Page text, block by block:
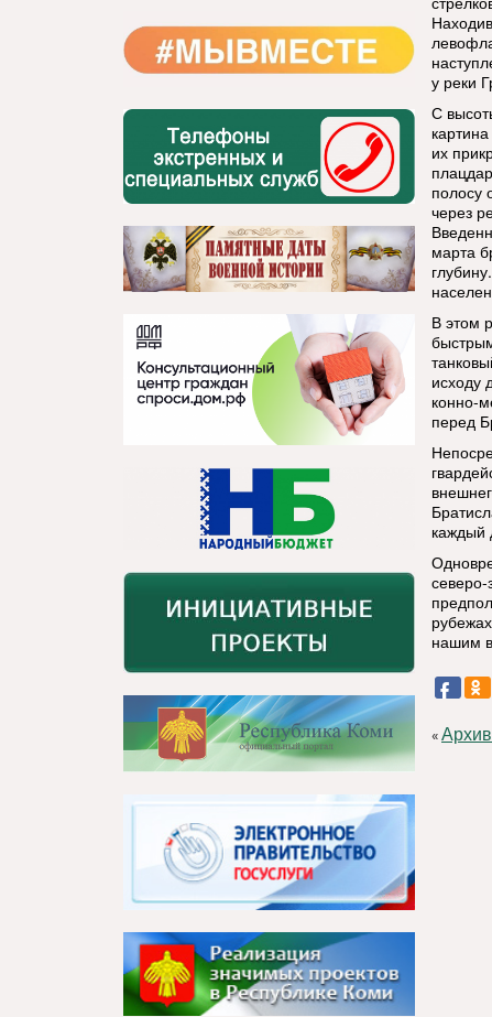
у реки
С
их
полосу
через
марта
В этом
исходу
конно-
перед
каждый
нашим
«